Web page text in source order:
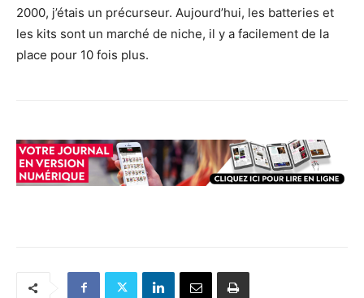
2000, j’étais un précurseur. Aujourd’hui, les batteries et
les kits sont un marché de niche, il y a facilement de la
place pour 10 fois plus.